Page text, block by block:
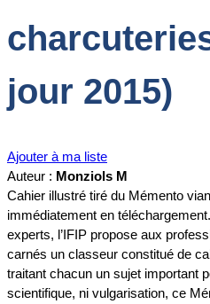
jour 2015)
Ajouter à ma liste
Auteur : Monziols M
Cahier illustré tiré du Mémento
immédiatement en
experts, l’IFIP propose aux
carnés un classeur constitué de
traitant chacun un sujet important
scientifique, ni vulgarisation, ce